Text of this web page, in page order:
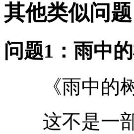
其他类似问题
问题1：雨中
《雨中的树
这不是一部